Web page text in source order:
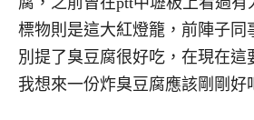
標物則是這大紅燈籠，前陣子同
別提了臭豆腐很好吃，在現在這
我想來一份炸臭豆腐應該剛剛好